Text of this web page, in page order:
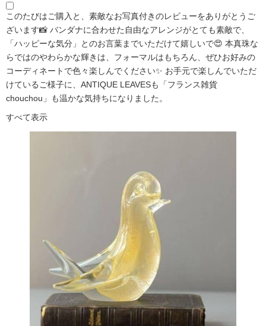
このたびはご購入と、素敵なお写真付きのレビューをありがとうご
ざいます📸 バンダナに合わせた自由なアレンジがとても素敵で、
「ハッピーな気分」とのお言葉までいただけて嬉しいで😍 本真珠な
らではのやわらかな輝きは、フォーマルはもちろん、ぜひお好みの
コーディネートで色々楽しんでください✨ お手元で楽しんでいただ
けているご様子に、ANTIQUE LEAVESも「フランス雑貨
chouchou」も温かな気持ちになりました。
すべて表示